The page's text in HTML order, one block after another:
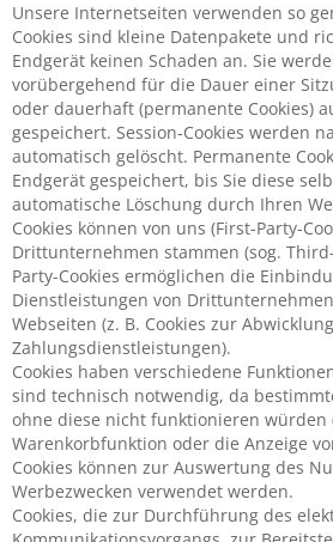
Unsere Internetseiten verwenden so
Cookies sind kleine Datenpakete und
Endgerät keinen Schaden an. Sie
vorübergehend für die Dauer einer
oder dauerhaft (permanente Cookies)
gespeichert. Session-Cookies werden
automatisch gelöscht. Permanente
Endgerät gespeichert, bis Sie diese
automatische Löschung durch Ihren
Cookies können von uns (First-Party-
Drittunternehmen stammen (sog.
Party-Cookies ermöglichen die
Dienstleistungen von
Webseiten (z. B. Cookies zur
Zahlungsdienstleistungen).
Cookies haben verschiedene
sind technisch notwendig, da
ohne diese nicht funktionieren würden
Warenkorbfunktion oder die Anzeige
Cookies können zur Auswertung des
Werbezwecken verwendet werden.
Cookies, die zur Durchführung des